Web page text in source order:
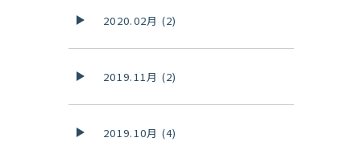
2020.02月 (2)
2019.11月 (2)
2019.10月 (4)